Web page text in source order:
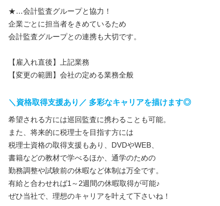
★…会計監査グループと協力！
企業ごとに担当者をきめているため
会計監査グループとの連携も大切です。
【雇入れ直後】上記業務
【変更の範囲】会社の定める業務全般
＼資格取得支援あり／ 多彩なキャリアを描けます◎
希望される方には巡回監査に携わることも可能。
また、将来的に税理士を目指す方には
税理士資格の取得支援もあり、DVDやWEB、
書籍などの教材で学べるほか、通学のための
勤務調整や試験前の休暇など体制は万全です。
有給と合わせれば1～2週間の休暇取得が可能♪
ぜひ当社で、理想のキャリアを叶えて下さいね！